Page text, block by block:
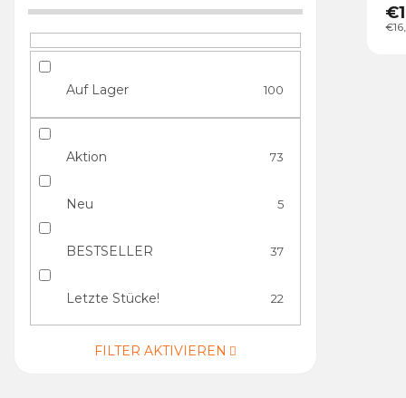
Auf Lager 100
Aktion 73
Neu 5
BESTSELLER 37
Letzte Stücke! 22
FILTER AKTIVIEREN